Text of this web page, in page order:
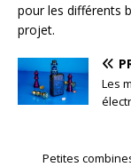
pour les différents
projet.
Les
Petites